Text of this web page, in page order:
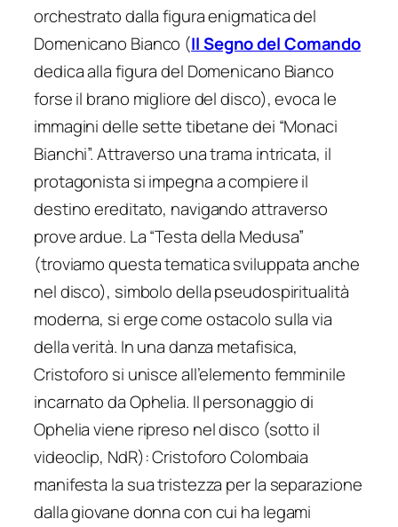
orchestrato dalla figura enigmatica del
Domenicano Bianco (Il Segno del Comando
dedica alla figura del Domenicano Bianco
forse il brano migliore del disco), evoca le
immagini delle sette tibetane dei “Monaci
Bianchi”. Attraverso una trama intricata, il
protagonista si impegna a compiere il
destino ereditato, navigando attraverso
prove ardue. La “Testa della Medusa”
(troviamo questa tematica sviluppata anche
nel disco), simbolo della pseudospiritualità
moderna, si erge come ostacolo sulla via
della verità. In una danza metafisica,
Cristoforo si unisce all’elemento femminile
incarnato da Ophelia. Il personaggio di
Ophelia viene ripreso nel disco (sotto il
videoclip, NdR): Cristoforo Colombaia
manifesta la sua tristezza per la separazione
dalla giovane donna con cui ha legami